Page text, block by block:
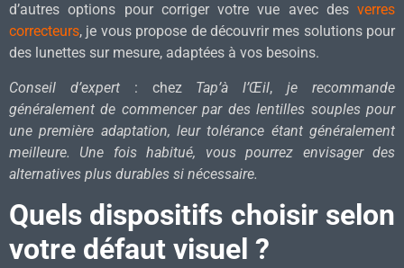
d’autres options pour corriger votre vue avec des verres
correcteurs, je vous propose de découvrir mes solutions pour
des lunettes sur mesure, adaptées à vos besoins.
Conseil d’expert: chez Tap’à l’Œil,je recommande
généralement de commencer par des lentilles souples pour
une première adaptation, leur tolérance étant généralement
meilleure. Une fois habitué, vous pourrez envisager des
alternatives plus durables si nécessaire.
Quels dispositifs choisir selon
votre défaut visuel ?